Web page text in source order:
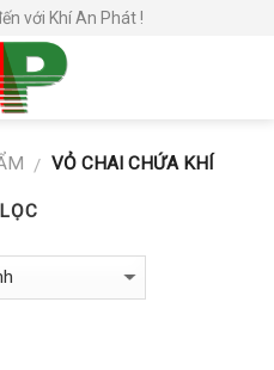
với Khí An Phát !
/ VỎ CHAI CHỨA KHÍ
LỌC